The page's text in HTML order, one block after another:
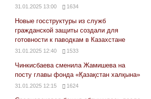
31.01.2025 13:00 1634
Новые госструктуры из служб
гражданской защиты создали для
готовности к паводкам в Казахстане
31.01.2025 12:40 1533
Чинкисбаева сменила Жамишева на
посту главы фонда «Қазақстан халқына»
31.01.2025 12:15 1624